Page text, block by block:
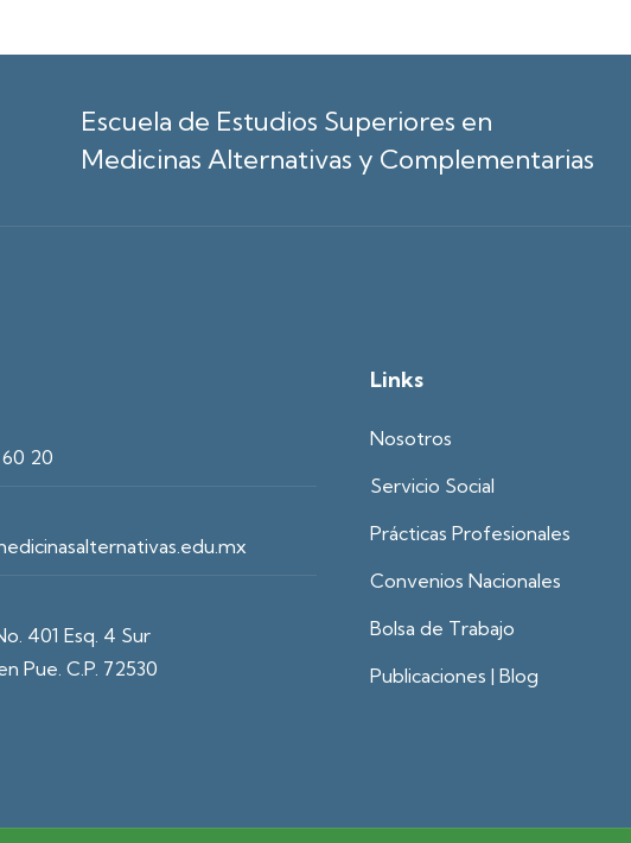
Escuela de Estudios Superiores en
Medicinas Alternativas y Complementarias
20
401 Esq. 4 Sur
Pue. C.P. 72530
Links
Nosotros
Servicio Social
Prácticas Profesionales
Convenios Nacionales
Bolsa de Trabajo
Publicaciones | Blog